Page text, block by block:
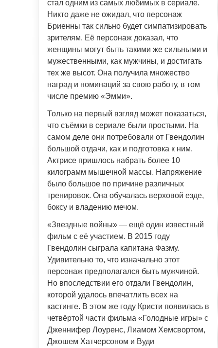
стал одним из самых любимых в сериале.
Никто даже не ожидал, что персонаж
Бриенны так сильно будет симпатизировать
зрителям. Её персонаж доказал, что
женщины могут быть такими же сильными и
мужественными, как мужчины, и достигать
тех же высот. Она получила множество
наград и номинаций за свою работу, в том
числе премию «Эмми».
Только на первый взгляд может показаться,
что съёмки в сериале были простыми. На
самом деле они потребовали от Гвендолин
большой отдачи, как и подготовка к ним.
Актрисе пришлось набрать более 10
килограмм мышечной массы. Напряжение
было большое по причине различных
тренировок. Она обучалась верховой езде,
боксу и владению мечом.
«Звездные войны» — ещё один известный
фильм с её участием. В 2015 году
Гвендолин сыграла капитана Фазму.
Удивительно то, что изначально этот
персонаж предполагался быть мужчиной.
Но впоследствии его отдали Гвендолин,
которой удалось впечатлить всех на
кастинге. В этом же году Кристи появилась в
четвёртой части фильма «Голодные игры» с
Дженнифер Лоуренс, Лиамом Хемсвортом,
Джошем Хатчерсоном и Вуди